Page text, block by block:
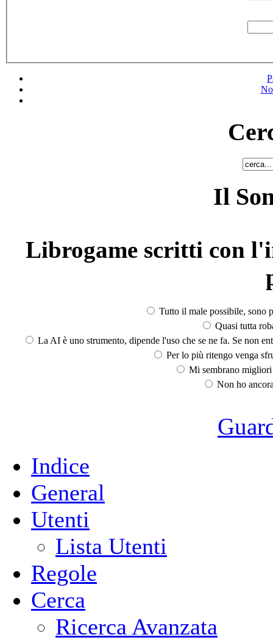
Il
Librogame scritti con
Tutto il male possibile, sono
Quasi tutta
La AI è uno strumento, dipende l'uso che se ne fa. Se non
Per lo più ritengo venga
Mi sembrano
Non ho
Indice
General
Utenti
Lista Utenti
Regole
Cerca
Ricerca Avanzata